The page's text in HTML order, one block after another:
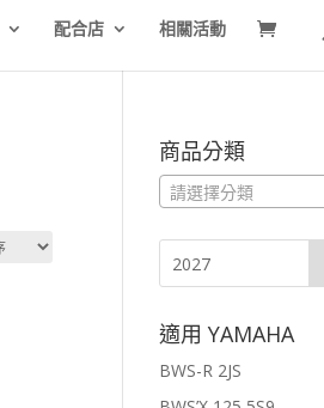
配合店 相關活動
商品分類
請選擇分類
適用 YAMAHA
BWS-R 2JS